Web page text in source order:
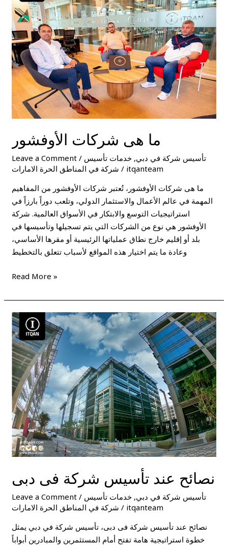
ما هى شركات الأوفشور
Leave a Comment / تأسيس شركة في دبي, خدمات تأسيس
شركة في المناطق الحرة الامارات / itqanteam
ما هى شركات الأوفشور، تُعتبر شركات الأوفشور من المفاهيم
المهمة في عالم الأعمال والاستثمار الدولي، وتلعب دوراً بارزاً في
استراتيجيات التوسع والابتكار في الأسواق العالمية. شركة
الأوفشور هي نوع من الشركات التي يتم تسجيلها وتأسيسها في
بلد أو إقليم خارج نطاق عملياتها الرئيسية أو مقرها الأساسي،
وعادة ما يتم اختيار هذه المواقع لأسباب تتعلق بالتخطيط
شركات
الأوفشور
Read More »
نصائح عند تأسيس شركة فى دبى
Leave a Comment / تأسيس شركة في دبي, خدمات تأسيس
شركة في المناطق الحرة الامارات / itqanteam
نصائح عند تأسيس شركة فى دبى، تأسيس شركة في دبي يمثل
خطوة استراتيجية هامة تفتح أمام المستثمرين والمبادرين أبواباً
نصائح
عند
تأسيس
شركة
فى
دبى